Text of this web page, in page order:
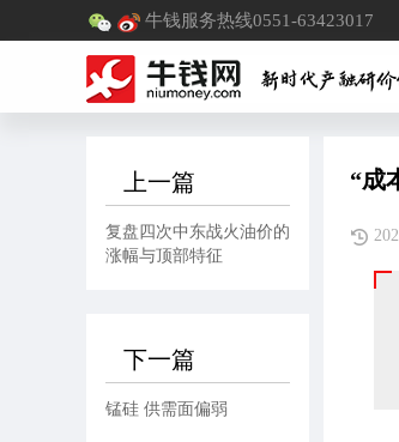
牛钱服务热线0551-63423017
上一篇
复盘四次中东战火油价的
涨幅与顶部特征
下一篇
锰硅 供需面偏弱
“成